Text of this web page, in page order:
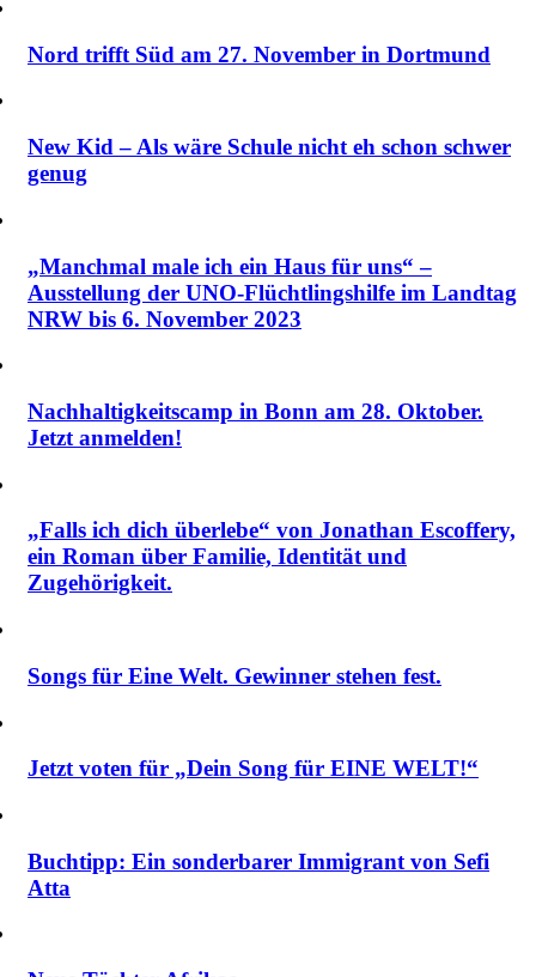
Nord trifft Süd am 27. November in Dortmund
New Kid – Als wäre Schule nicht eh schon schwer
genug
„Manchmal male ich ein Haus für uns“ –
Ausstellung der UNO-Flüchtlingshilfe im Landtag
NRW bis 6. November 2023
Nachhaltigkeitscamp in Bonn am 28. Oktober.
Jetzt anmelden!
„Falls ich dich überlebe“ von Jonathan Escoffery,
ein Roman über Familie, Identität und
Zugehörigkeit.
Songs für Eine Welt. Gewinner stehen fest.
Jetzt voten für „Dein Song für EINE WELT!“
Buchtipp: Ein sonderbarer Immigrant von Sefi
Atta